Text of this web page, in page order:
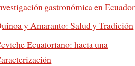
gastronómica en Ecuador
y Amaranto: Salud y Tradición
Ecuatoriano: hacia una